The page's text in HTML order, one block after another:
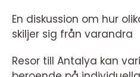
En diskussion om hur
skiljer sig från varandra
Resor till Antalya kan